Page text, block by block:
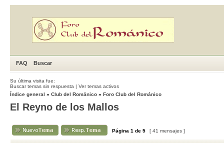
FAQ Buscar
Su última visita fue:
Buscar temas sin respuesta | Ver temas activos
Índice general » Club del Románico » Foro Club del Románico
El Reyno de los Mallos
Página 1 de 5 [ 41 mensajes ]